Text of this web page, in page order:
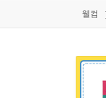
웰컴